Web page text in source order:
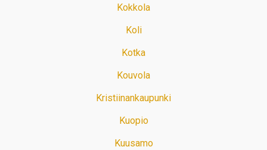
Kokkola
Koli
Kotka
Kouvola
Kristiinankaupunki
Kuopio
Kuusamo